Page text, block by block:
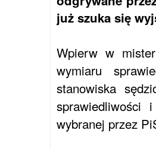
już szuka się
Wpierw w
wymiaru
stanowiska
sprawiedliwości
wybranej przez